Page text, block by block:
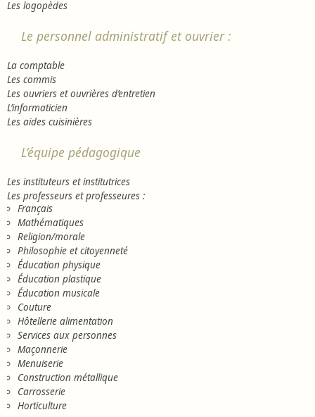
Les logopèdes
Le personnel administratif et ouvrier :
La comptable
Les commis
Les ouvriers et ouvrières d’entretien
L’informaticien
Les aides cuisinières
L’équipe pédagogique
Les instituteurs et institutrices
Les professeurs et professeures :
Français
Mathématiques
Religion/morale
Philosophie et citoyenneté
Éducation physique
Éducation plastique
Éducation musicale
Couture
Hôtellerie alimentation
Services aux personnes
Maçonnerie
Menuiserie
Construction métallique
Carrosserie
Horticulture